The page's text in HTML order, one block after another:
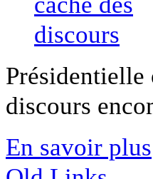
Présidentielle
discours
En savoir plus